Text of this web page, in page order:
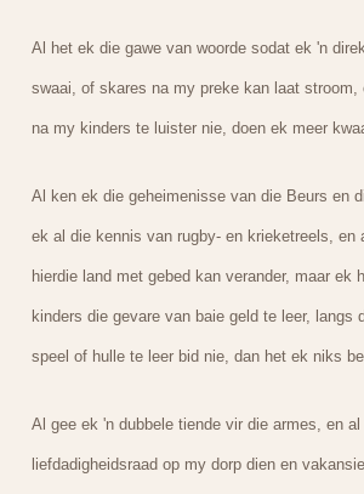
Al het ek die gawe van woorde sodat ek 'n
swaai, of skares na my preke kan laat
na my kinders te luister nie, doen ek meer
Al ken ek die geheimenisse van die Beurs en
ek al die kennis van rugby- en krieketreels, en
hierdie land met gebed kan verander, maar ek
kinders die gevare van baie geld te leer, langs
speel of hulle te leer bid nie, dan het ek niks
Al gee ek 'n dubbele tiende vir die armes, en
liefdadigheidsraad op my dorp dien en